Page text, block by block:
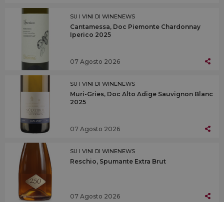
SU I VINI DI WINENEWS
Cantamessa, Doc Piemonte Chardonnay
Iperico 2025
07 Agosto 2026
SU I VINI DI WINENEWS
Muri-Gries, Doc Alto Adige Sauvignon Blanc
2025
07 Agosto 2026
SU I VINI DI WINENEWS
Reschio, Spumante Extra Brut
07 Agosto 2026